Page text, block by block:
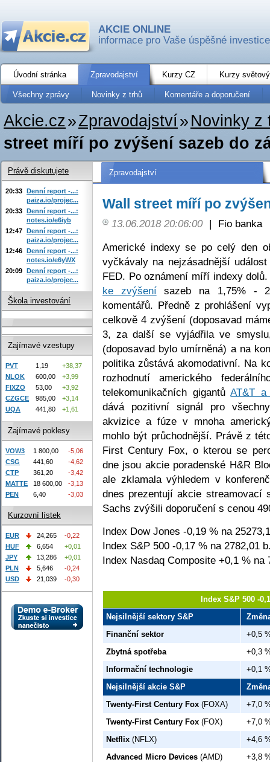
AKCIE ONLINE
informace pro Vaše úspěšné investice
Úvodní stránka Zpravodajství Kurzy CZ Kurzy
Všechny zprávy Novinky z trhů Komentáře a doporučení
Akcie.cz»Zpravodajství» Novinky z
street míří po zvýšení sazeb do
Zpravodajství
Wall street míří po
13.06.2018 20:06:00 |
Fio banka
Americké indexy se po celý den
vyčkávaly na nejzásadnější
FED. Po oznámení míří indexy
ke zvýšenísazeb na 1,75% -
komentářů. Předně z prohlášení
celkově 4 zvýšení (doposavad
3, za další se vyjádřila ve
(doposavad bylo umírněná) a na
politika zůstává akomodativní. Na
rozhodnutí amerického
telekomunikačních gigantůAT&T a
dává pozitivní signál pro
akvizice a fúze v mnoha
mohlo být průchodnější. Právě z
First Century Fox, o kterou se
dne jsou akcie poradenské H&R
ale zklamala výhledem v
dnes prezentují akcie streamovací
Sachs zvýšili doporučení s cenou
Index Dow Jones -0,19 % na
Index S&P 500 -0,17 % na 2782,01
Index Nasdaq Composite +0,1 % na
Index S&P 500 -
Nejsilnější sektory S&P
Finanční sektor
+0,5
Zbytná spotřeba
+0,3
Informační technologie
+0,1
Nejsilnější akcie S&P
Twenty-First Century Fox (FOXA)
+7,0
Twenty-First Century Fox (FOX)
+7,0
Netflix (NFLX)
+4,6
Advanced Micro Devices (AMD)
+3,8
Právě diskutujete
20:33 Denní report -...:
paiza.io/projec...
20:33 Denní report -...:
notes.io/e6iyb
12:47 Denní report -...:
paiza.io/projec...
12:46 Denní report -...:
notes.io/e6yWX
20:09 Denní report -...:
paiza.io/projec...
Škola investování
Zajímavé vzestupy
PVT 1,19
+38,37
NLOK
600,00
+3,99
FIXZO
53,00
+3,92
CZGCE
985,00
+3,14
UQA
441,80 +1,61
Zajímavé poklesy
VOW3 1 800,00
-5,06
CSG
441,60
-4,62
CTP
361,20
-3,42
MATTE
18 600,00
-3,13
PEN
6,40 -3,03
Kurzovní lístek
EUR 24,265
-0,22
HUF
6,654
+0,01
JPY
13,286
+0,01
PLN
5,646
-0,24
USD
21,039 -0,30